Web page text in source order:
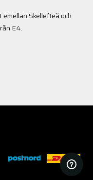
Skellefteå och
E4.